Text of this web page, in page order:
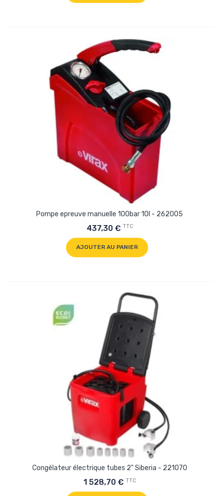
Pompe epreuve manuelle 100bar 10l - 262005
437,30 € TTC
AJOUTER AU PANIER
Congélateur électrique tubes 2" Siberia - 221070
1 528,70 € TTC